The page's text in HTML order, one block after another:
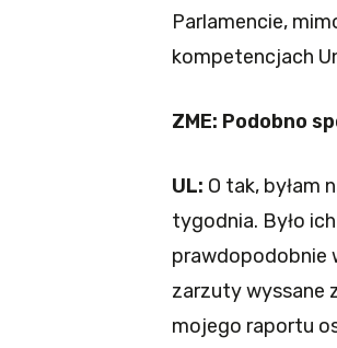
Parlamencie,
kompetencjach
ZME: Podobno
UL: O tak, byłam
tygodnia. Było
prawdopodobnie
zarzuty wyssane
mojego raportu